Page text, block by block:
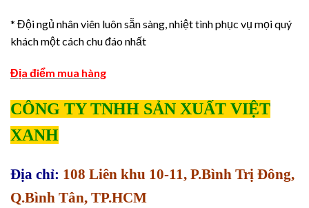
* Đội ngủ nhân viên luôn sẵn sàng, nhiệt tình phục vụ mọi quý
khách một cách chu đáo nhất
Địa điểm mua hàng
CÔNG TY TNHH SẢN XUẤT VIỆT
XANH
Địa chỉ: 108 Liên khu 10-11, P.Bình Trị Đông,
Q.Bình Tân, TP.HCM